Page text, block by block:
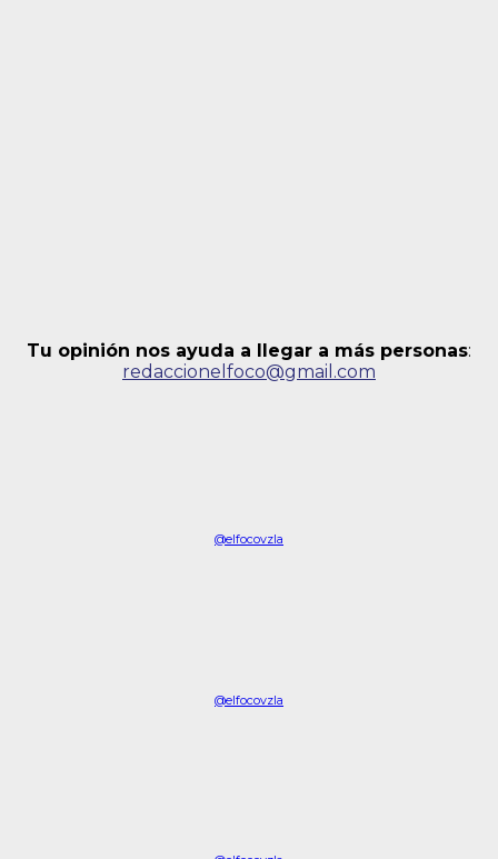
Tu opinión nos ayuda a llegar a más personas:
redaccionelfoco@gmail.com
@elfocovzla
@elfocovzla